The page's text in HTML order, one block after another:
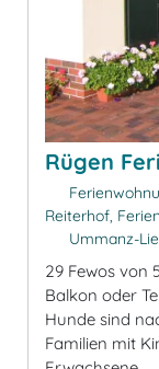
Rügen
Reiterhof,
Ummanz-
29 Fewos von
Balkon oder
Hunde sind
Familien mit